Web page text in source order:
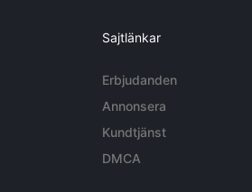
Sajtlänkar
Erbjudanden
Annonsera
Kundtjänst
DMCA